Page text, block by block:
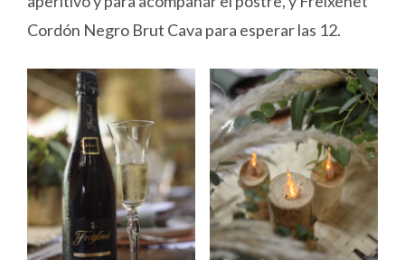
Cordón Negro Brut Cava para esperar las 12.